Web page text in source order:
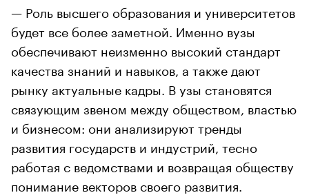
— Роль высшего образования и университетов
будет все более заметной. Именно вузы
обеспечивают неизменно высокий стандарт
качества знаний и навыков, а также дают
рынку актуальные кадры. В узы становятся
связующим звеном между обществом, властью
и бизнесом: они анализируют тренды
развития государств и индустрий, тесно
работая с ведомствами и возвращая обществу
понимание векторов своего развития.